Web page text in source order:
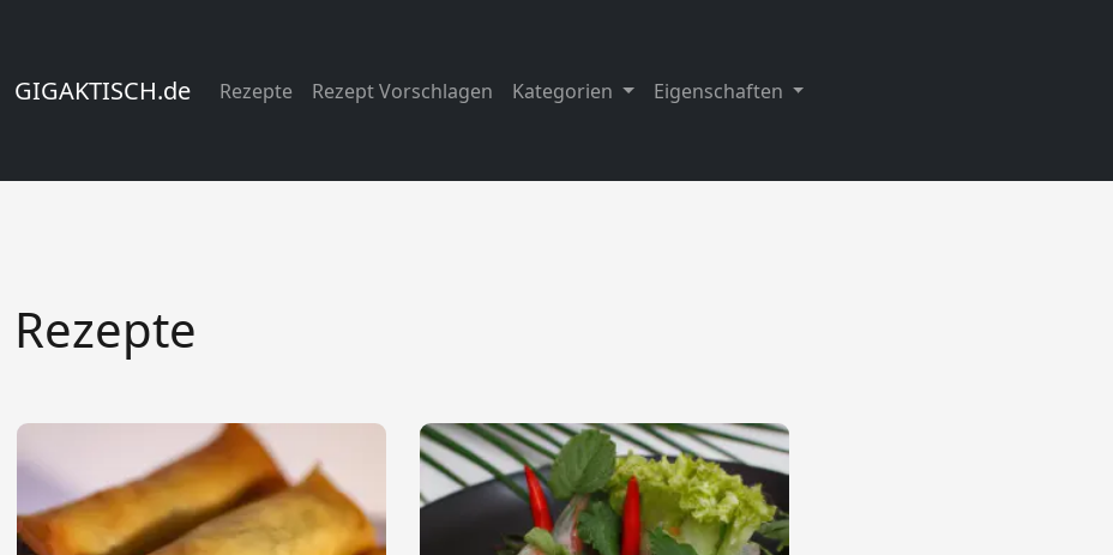
GIGAKTISCH.de Rezepte Rezept Vorschlagen Kategorien Eigenschaften
Rezepte